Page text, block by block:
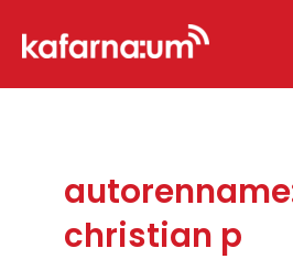
Inhalt
christian p